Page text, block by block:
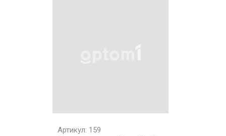
Артикул: 159